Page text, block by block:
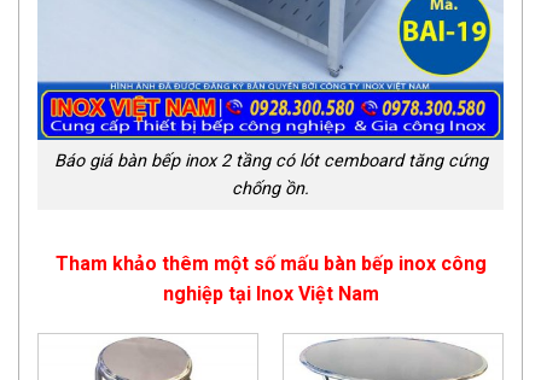
Báo giá bàn bếp inox 2 tầng có lót cemboard tăng cứng
chống ồn.
Tham khảo thêm một số mấu bàn bếp inox công
nghiệp tại Inox Việt Nam